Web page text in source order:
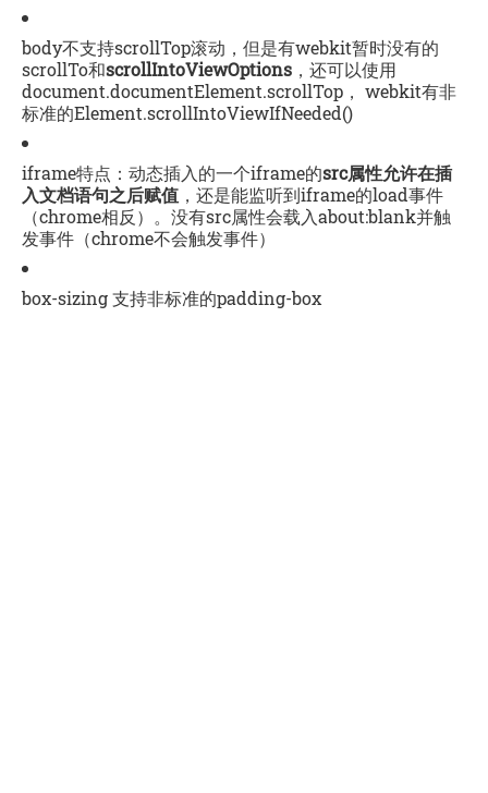
body不支持scrollTop滚动，但是有webkit暂时没有的
scrollTo和scrollIntoViewOptions ，还可以使用
document.documentElement.scrollTop， webkit有非
标准的Element.scrollIntoViewIfNeeded()
iframe特点：动态插入的一个iframe的src属性允许在插
入文档语句之后赋值 ，还是能监听到iframe的load事件
（chrome相反）。没有src属性会载入about:blank并触
发事件（chrome不会触发事件）
box-sizing 支持非标准的padding-box